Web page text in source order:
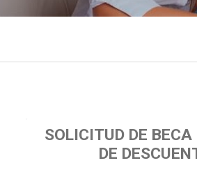
SOLICITUD DE
DE